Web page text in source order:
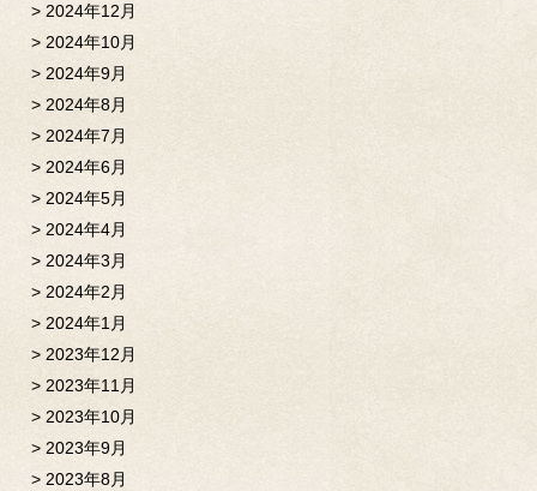
2024年12月
2024年10月
2024年9月
2024年8月
2024年7月
2024年6月
2024年5月
2024年4月
2024年3月
2024年2月
2024年1月
2023年12月
2023年11月
2023年10月
2023年9月
2023年8月